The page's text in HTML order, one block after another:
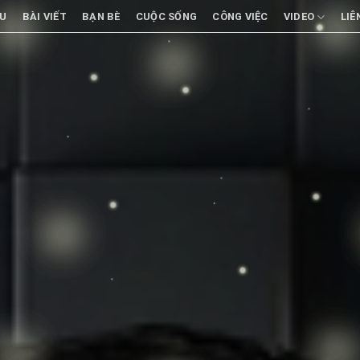
BÀI VIẾT BẠN BÈ CUỘC SỐNG CÔNG VIỆC VIDEO